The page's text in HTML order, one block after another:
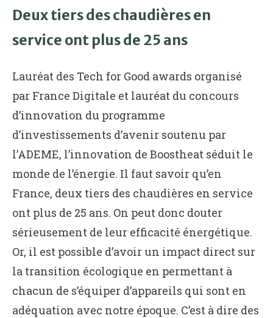
Deux tiers des chaudières en
service ont plus de 25 ans
Lauréat des Tech for Good awards organisé
par France Digitale et lauréat du concours
d’innovation du programme
d’investissements d’avenir soutenu par
l’ADEME, l’innovation de Boostheat séduit le
monde de l’énergie. Il faut savoir qu’en
France, deux tiers des chaudières en service
ont plus de 25 ans. On peut donc douter
sérieusement de leur efficacité énergétique.
Or, il est possible d’avoir un impact direct sur
la transition écologique en permettant à
chacun de s’équiper d’appareils qui sont en
adéquation avec notre époque. C’est à dire des